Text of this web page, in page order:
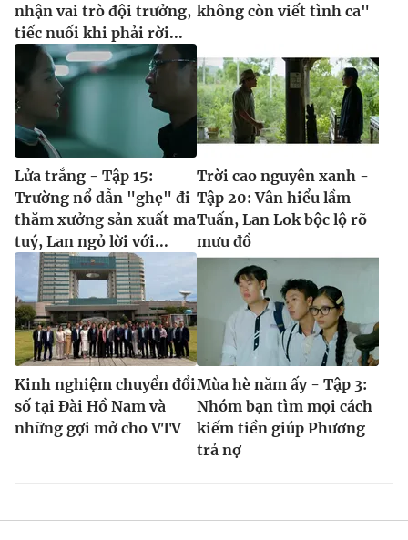
nhận vai trò đội trưởng,
tiếc nuối khi phải rời...
không còn viết tình ca"
Lửa trắng - Tập 15:
Trường nổ dẫn "ghẹ" đi
thăm xưởng sản xuất ma
tuý, Lan ngỏ lời với...
Trời cao nguyên xanh -
Tập 20: Vân hiểu lầm
Tuấn, Lan Lok bộc lộ rõ
mưu đồ
Kinh nghiệm chuyển đổi
số tại Đài Hồ Nam và
những gợi mở cho VTV
Mùa hè năm ấy - Tập 3:
Nhóm bạn tìm mọi cách
kiếm tiền giúp Phương
trả nợ